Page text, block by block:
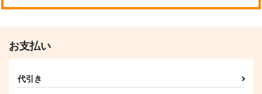
お支払い
代引き